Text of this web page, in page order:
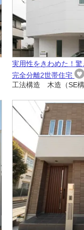
実用性をきわめた！
完全分離2世帯住宅
工法構造 木造（SE